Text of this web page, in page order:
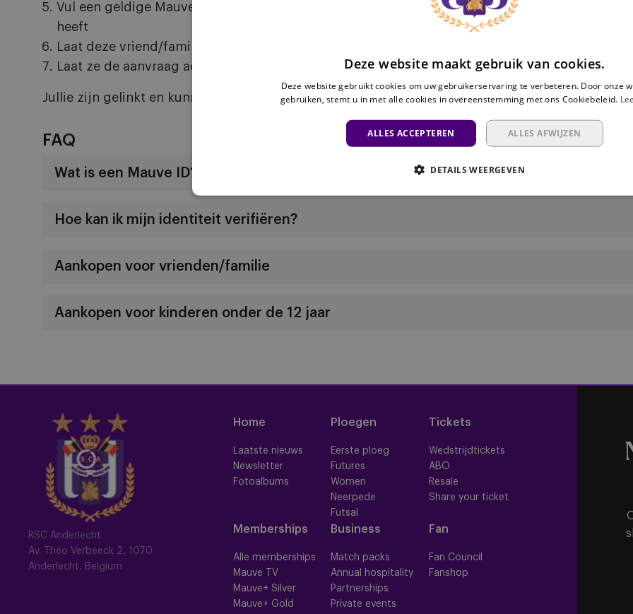
Vul een geldige Mauve ID/e-mailadres in van een vriend/familielid die een RSCA-account
heeft
Laat deze vriend/familielid éénmalig online inloggen met hun e-mailadres
Laat ze de aanvraag accepteren helemaal onderaan
Jullie zijn gelinkt en kunnen nu voor elkaar aankopen
FAQ
Wat is een Mauve ID?
Hoe kan ik mijn identiteit verifiëren?
Aankopen voor vrienden/familie
Aankopen voor kinderen onder de 12 jaar
RSC Anderlecht
Av. Théo Verbeeck 2, 1070
Anderlecht, Belgium
Home
Laatste nieuws
Newsletter
Fotoalbums
Ploegen
Eerste ploeg
Futures
Women
Neerpede
Futsal
Tickets
Wedstrijdtickets
ABO
Resale
Share your ticket
Memberships
Alle memberships
Mauve TV
Mauve+ Silver
Mauve+ Gold
Business
Match packs
Annual hospitality
Partnerships
Private events
Fan
Fan Council
Fanshop
Deze website maakt gebruik van cookies.
Deze website gebruikt cookies om uw gebruikerservaring te verbeteren. Door onze
gebruiken, stemt u in met alle cookies in overeenstemming met ons Cookiebeleid.
ALLES ACCEPTEREN ALLES AFWIJZEN
DETAILS WEERGEVEN